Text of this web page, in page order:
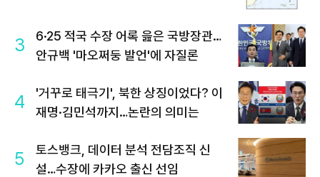
3
6·25 적국 수장 어록 읊은 국방장관…
안규백 '마오쩌둥 발언'에 자질론
4
'거꾸로 태극기', 북한 상징이었다? 이
재명·김민석까지…논란의 의미는
5
토스뱅크, 데이터 분석 전담조직 신
설…수장에 카카오 출신 선임